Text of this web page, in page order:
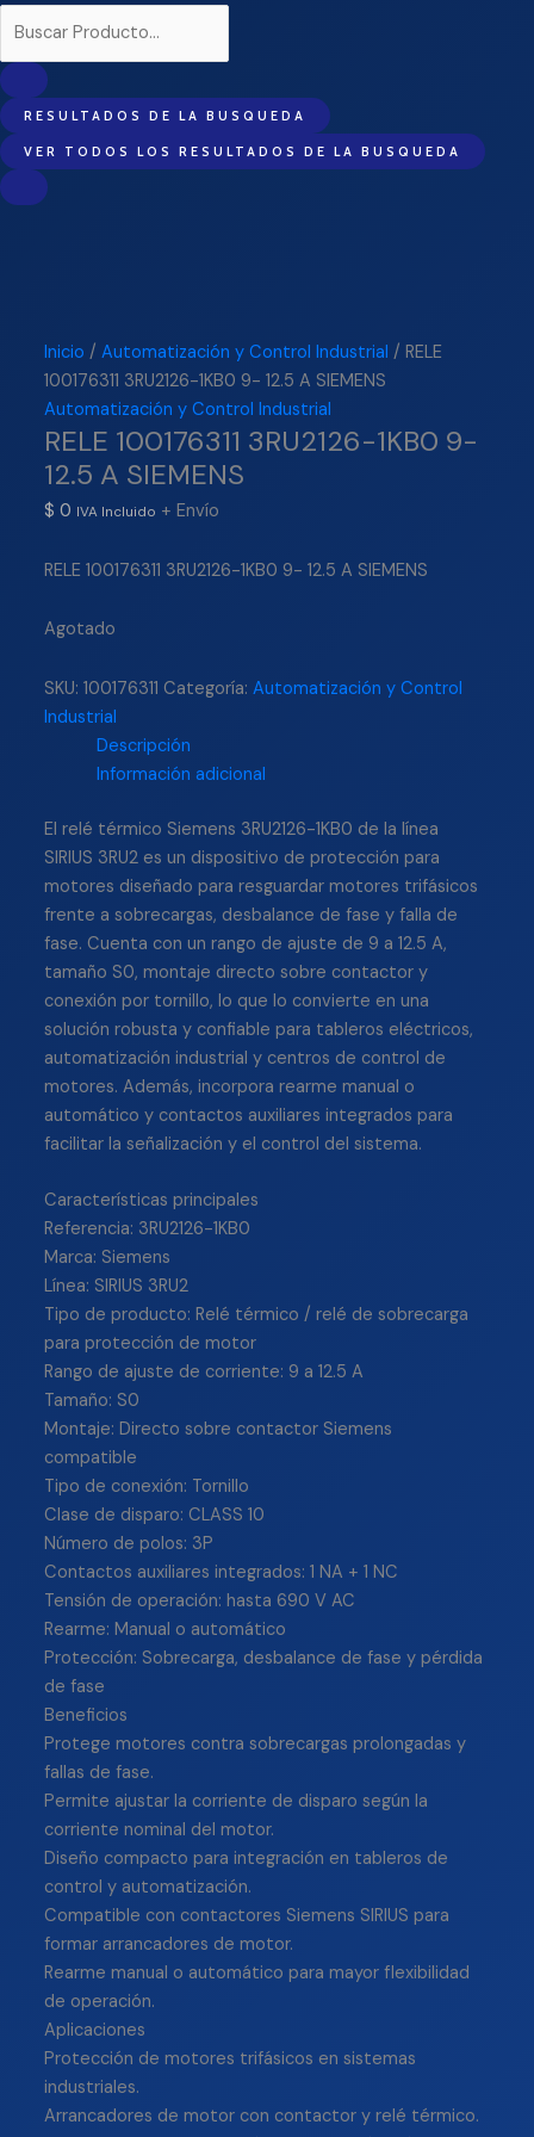
RESULTADOS DE LA BUSQUEDA
VER TODOS LOS RESULTADOS DE LA BUSQUEDA
Inicio /Automatización y Control Industrial / RELE
100176311 3RU2126-1KB0 9- 12.5 A SIEMENS
Automatización y Control Industrial
RELE 100176311 3RU2126-1KB0 9-
12.5 A SIEMENS
$ 0 IVA Incluido + Envío
RELE 100176311 3RU2126-1KB0 9- 12.5 A SIEMENS
Agotado
SKU:100176311 Categoría:Automatización y Control
Industrial
Descripción
Información adicional
El relé térmico Siemens 3RU2126-1KB0 de la línea
SIRIUS 3RU2 es un dispositivo de protección para
motores diseñado para resguardar motores trifásicos
frente a sobrecargas, desbalance de fase y falla de
fase. Cuenta con un rango de ajuste de 9 a 12.5 A,
tamaño S0, montaje directo sobre contactor y
conexión por tornillo, lo que lo convierte en una
solución robusta y confiable para tableros eléctricos,
automatización industrial y centros de control de
motores. Además, incorpora rearme manual o
automático y contactos auxiliares integrados para
facilitar la señalización y el control del sistema.
Características principales
Referencia: 3RU2126-1KB0
Marca: Siemens
Línea: SIRIUS 3RU2
Tipo de producto: Relé térmico / relé de sobrecarga
para protección de motor
Rango de ajuste de corriente: 9 a 12.5 A
Tamaño: S0
Montaje: Directo sobre contactor Siemens
compatible
Tipo de conexión: Tornillo
Clase de disparo: CLASS 10
Número de polos: 3P
Contactos auxiliares integrados: 1 NA + 1 NC
Tensión de operación: hasta 690 V AC
Rearme: Manual o automático
Protección: Sobrecarga, desbalance de fase y pérdida
de fase
Beneficios
Protege motores contra sobrecargas prolongadas y
fallas de fase.
Permite ajustar la corriente de disparo según la
corriente nominal del motor.
Diseño compacto para integración en tableros de
control y automatización.
Compatible con contactores Siemens SIRIUS para
formar arrancadores de motor.
Rearme manual o automático para mayor flexibilidad
de operación.
Aplicaciones
Protección de motores trifásicos en sistemas
industriales.
Arrancadores de motor con contactor y relé térmico.